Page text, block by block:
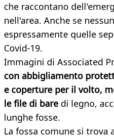
che raccontano
nell'area. Anche se
espressamente quelle
Covid-19.
Immagini di Associated
con abbigliamento
e coperture per il volto,
le file di bare di legno,
lunghe fosse.
La fossa comune si trova